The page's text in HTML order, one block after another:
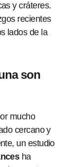
y cráteres.
recientes
lados de la
son
mucho
cercano y
un estudio
ha